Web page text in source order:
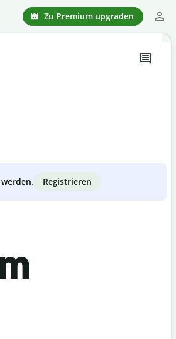
Zu Premium upgraden
Registrieren